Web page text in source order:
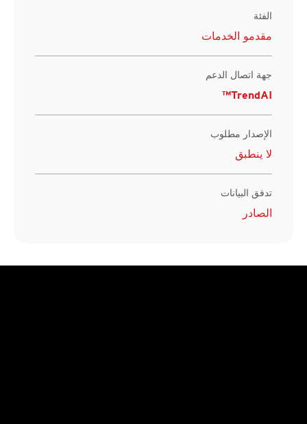
الفئة
مقدمو الخدمات
جهة اتصال الدعم
TrendAI™
الإصدار مطلوب
لا ينطبق
تدفق البيانات
الصادر